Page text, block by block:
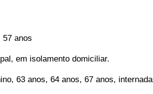
anos
em isolamento domiciliar.
63 anos, 64 anos, 67 anos,